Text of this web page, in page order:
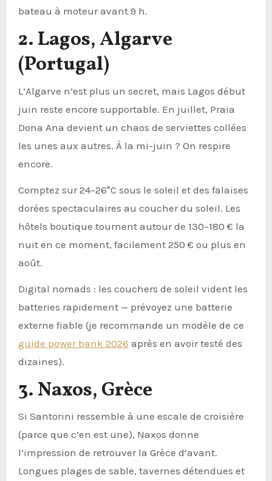
bateau à moteur avant 9 h.
2. Lagos, Algarve
(Portugal)
L’Algarve n’est plus un secret, mais Lagos début
juin reste encore supportable. En juillet, Praia
Dona Ana devient un chaos de serviettes collées
les unes aux autres. À la mi-juin ? On respire
encore.
Comptez sur 24–26°C sous le soleil et des falaises
dorées spectaculaires au coucher du soleil. Les
hôtels boutique tournent autour de 130–180 € la
nuit en ce moment, facilement 250 € ou plus en
août.
Digital nomads : les couchers de soleil vident les
batteries rapidement — prévoyez une batterie
externe fiable (je recommande un modèle de ce
guide power bank 2026 après en avoir testé des
dizaines).
3. Naxos, Grèce
Si Santorini ressemble à une escale de croisière
(parce que c’en est une), Naxos donne
l’impression de retrouver la Grèce d’avant.
Longues plages de sable, tavernes détendues et